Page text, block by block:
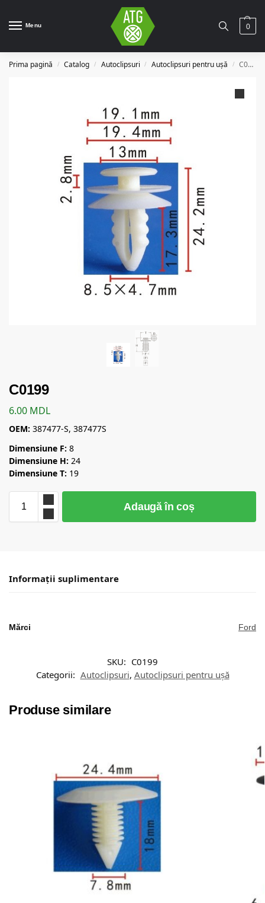
Menu 0
Prima pagină / Catalog / Autoclipsuri / Autoclipsuri pentru ușă / C0199
C0199
6.00 MDL
OEM: 387477-S, 387477S
Dimensiune F: 8
Dimensiune H: 24
Dimensiune T: 19
Adaugă în coș
Informații suplimentare
Mărci Ford
SKU: C0199
Categorii: Autoclipsuri, Autoclipsuri pentru ușă
Produse similare